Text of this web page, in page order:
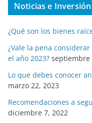
Noticias e Inversión
¿Qué son los bienes
¿Vale la pena
el año 2023? septiembre
Lo que debes conocer
marzo 22, 2023
Recomendaciones a
diciembre 7, 2022